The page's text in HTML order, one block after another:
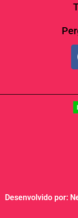
Desenvolvido por: